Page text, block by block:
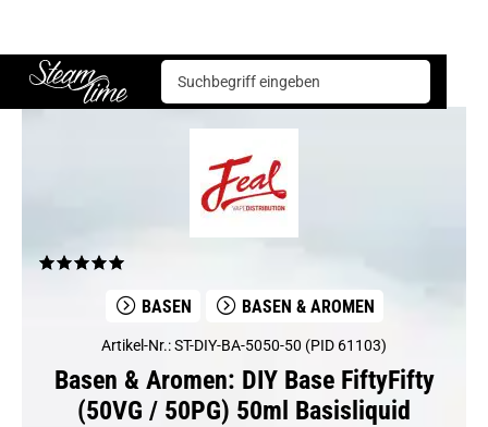
Steam time
Basen & Aromen Basen
BASEN BASEN & AROMEN
Artikel-Nr.: ST-DIY-BA-5050-50 (PID 61103)
Basen & Aromen: DIY Base FiftyFifty
(50VG / 50PG) 50ml Basisliquid